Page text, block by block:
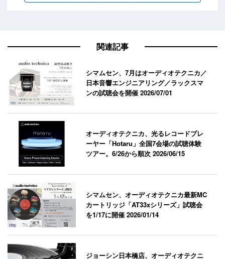
関連記事
シマムセン、7月はオーディオテクニカ／
日本音響エンジニアリング／ラックスマ
ンの試聴会を開催2026/07/01
オーディオテクニカ、光るレコードプレ
ーヤー「Hotaru」全国7会場の試聴体験
ツアー。6/26から順次2026/06/15
シマムセン、オーディオテクニカ最新MC
カートリッジ「AT33xシリーズ」試聴会
を1/17に開催2026/01/14
ジョーシン日本橋店、オーディオテクニ